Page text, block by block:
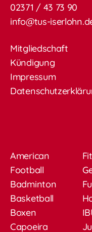
02371 / 43 73 90
info@tus-
Mitgliedschaft
Kündigung
Impressum
American
Football
Badminton
Basketball
Boxen
Capoeira